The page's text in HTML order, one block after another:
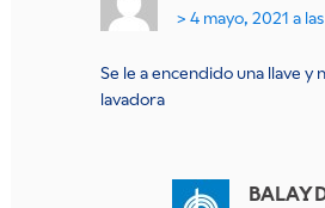
4 mayo, 2021 a
Se le a encendido una llave y
lavadora
BALAY